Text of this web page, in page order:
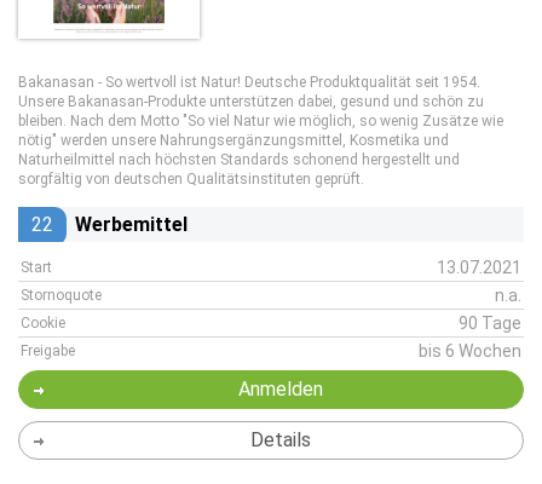
Bakanasan - So wertvoll ist Natur! Deutsche Produktqualität seit 1954.
Unsere Bakanasan-Produkte unterstützen dabei, gesund und schön zu
bleiben. Nach dem Motto "So viel Natur wie möglich, so wenig Zusätze wie
nötig" werden unsere Nahrungsergänzungsmittel, Kosmetika und
Naturheilmittel nach höchsten Standards schonend hergestellt und
sorgfältig von deutschen Qualitätsinstituten geprüft.
22 Werbemittel
Start 13.07.2021
Stornoquote n.a.
Cookie 90 Tage
Freigabe bis 6 Wochen
Anmelden
Details